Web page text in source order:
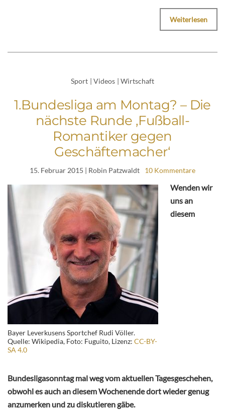
Weiterlesen
Sport | Videos | Wirtschaft
1.Bundesliga am Montag? – Die
nächste Runde ‚Fußball-
Romantiker gegen
Geschäftemacher‘
15. Februar 2015 | Robin Patzwaldt 10 Kommentare
Bayer Leverkusens Sportchef Rudi Völler.
Quelle: Wikipedia, Foto: Fuguito, Lizenz: CC-BY-
SA 4.0
Wenden wir
uns an
diesem
Bundesligasonntag mal weg vom aktuellen Tagesgeschehen,
obwohl es auch an diesem Wochenende dort wieder genug
anzumerken und zu diskutieren gäbe.